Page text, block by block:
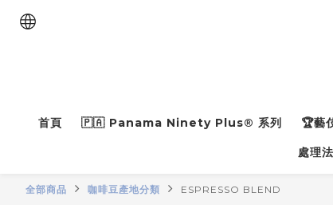
首頁 🇵🇦 Panama Ninety Plus® 系列 🏆藝
處理
全部商品 咖啡豆產地分類 ESPRESSO BLEND